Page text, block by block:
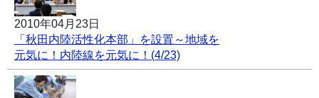
2010年04月23日
「秋田内陸活性化本部」を設置～地域を
元気に！内陸線を元気に！(4/23)